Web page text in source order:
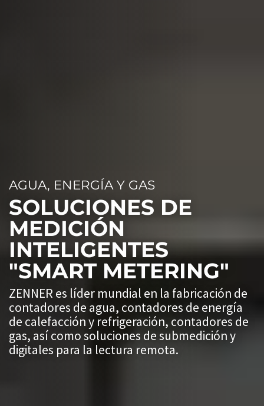
AGUA, ENERGÍA Y GAS
SOLUCIONES DE
MEDICIÓN
INTELIGENTES
"SMART METERING"
ZENNER es líder mundial en la fabricación de
contadores de agua, contadores de energía
de calefacción y refrigeración, contadores de
gas, así como soluciones de submedición y
digitales para la lectura remota.